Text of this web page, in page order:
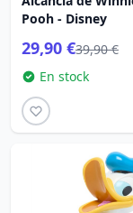
Pooh - Disney
29,90 €39,90 €
En stock